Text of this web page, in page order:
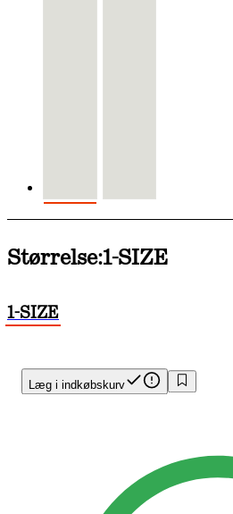
Læg i indkøbskurv
Størrelse:1-SIZE
1-SIZE